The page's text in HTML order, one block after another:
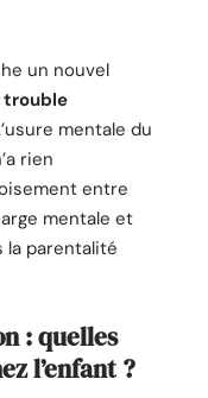
un nouvel
trouble
mentale du
rien
entre
mentale et
la parentalité
: quelles
l’enfant ?